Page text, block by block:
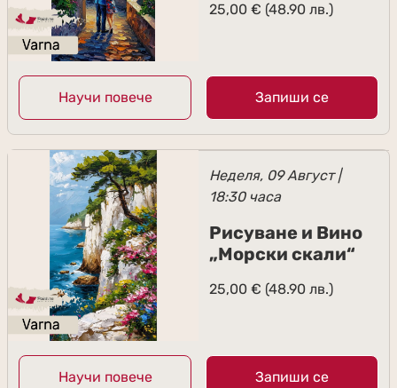
25,00 € (48.90 лв.)
Научи повече Запиши се
Неделя, 09 Август |
18:30 часа
Рисуване и Вино
„Морски скали“
25,00 € (48.90 лв.)
Научи повече Запиши се